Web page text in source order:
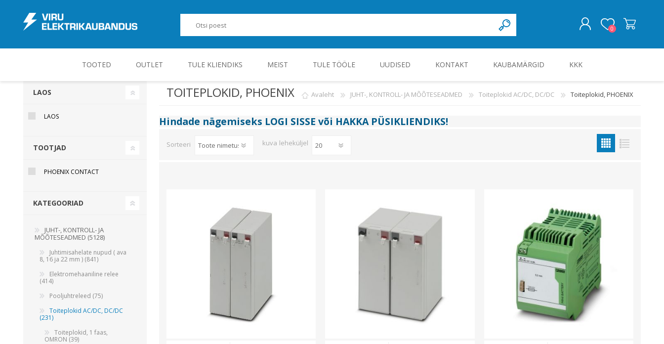
0
TOOTED
JUHT-, KONTROLL- JA MÕÕTESEADMED
Juhtimisahelate nupud ( ava 8, 16 ja 22 mm )
Elektromehaaniline relee
Pooljuhtreleed
Toiteplokid AC/DC, DC/DC
Vaata kõiki
ROHEENERGIA JA TÖÖSTUSELEKTROONIKA
Päikeseenergia
Elektriautode laadijad ja komponendid
Vaata kõiki
Metallkilbid, süvispaigaldus
Metallkilbid, pindpaigaldus
Plastkilbid, süvispaigaldus
VALGUSTUS
OUTLET TULE KLIENDIKS MEIST TULE TÖÖLE UUDISED KONTAKT KAUBAMÄRGID KKK
TOITEPLOKID, PHOENIX Avaleht JUHT-, KONTROLL- JA MÕÕTESEADMED Toiteplokid AC/DC, DC/DC Toiteplokid, PHOENIX
Hindade nägemiseks LOGI SISSE või HAKKA PÜSIKLIENDIKS!
Sorteeri kuva leheküljel
LAOS
LAOS
TOOTJAD
PHOENIX CONTACT
KATEGOORIAD
JUHT-, KONTROLL- JA
MÕÕTESEADMED (5128)
Juhtimisahelate nupud ( ava
8, 16 ja 22 mm ) (841)
Elektromehaaniline relee
(414)
Pooljuhtreleed (75)
Toiteplokid AC/DC, DC/DC
(231)
Toiteplokid, 1 faas,
OMRON (39)